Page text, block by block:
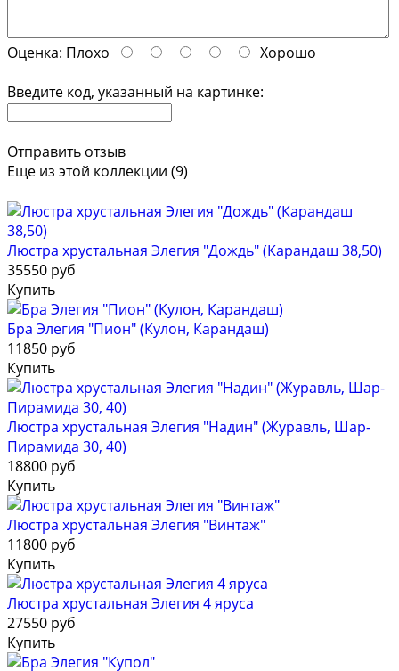
Оценка: Плохо
Хорошо
Введите код, указанный на картинке:
Отправить отзыв
Еще из этой коллекции (9)
Люстра хрустальная Элегия "Дождь" (Карандаш 38,50)
35550 руб
Купить
Бра Элегия "Пион" (Кулон, Карандаш)
11850 руб
Купить
Люстра хрустальная Элегия "Надин" (Журавль, Шар-
Пирамида 30, 40)
18800 руб
Купить
Люстра хрустальная Элегия "Винтаж"
11800 руб
Купить
Люстра хрустальная Элегия 4 яруса
27550 руб
Купить